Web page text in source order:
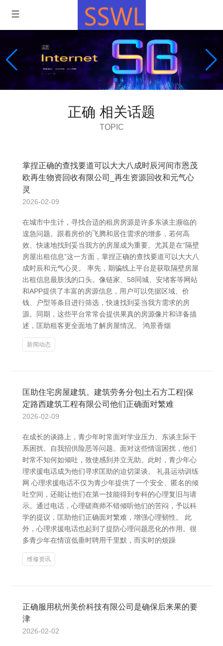
正确 相关话题
TOPIC
掌捏正确的查找要道可以大大八成时辰河间市恩茂
欧再生物资回收有限公司_再生资源回收和元气心
灵
2026-02-09
在城市中生计，寻找合适的租房房源是许多东谈主濒临的
遑急问题。跟着房价的飞腾和居住需求的增多，若何高
效、快速地找到妥当我方的房屋成为重要。尤其是在“隔壁
房屋出租信息”这一方面，掌捏正确的查找要道可以大大八
成时辰和元气心灵。 率先，期骗线上平台是获取隔壁房屋
出租信息最肤浅的口头。像链家、58同城、安堵客等网站
和APP提供了丰富的房源信息，用户可以凭据区域、价
钱、户型等条目进行筛选，快速找到妥当我方需求的房
源。同期，这些平台常常会提供果真的房源像片和详备描
述，匡助租客更全面地了解房屋情况。 鸿景香烟
新闻动态
匡助住宅房屋建筑。建筑劳务分包|土石方工程|保
定路西建筑工程有限公司他们正确面对繁难
2026-02-09
在成长的谈路上，青少年时常面对学业压力、东谈主际干
系困扰、自我招供险恶等问题。面对这些情谊困扰，他们
时常不知何如倾吐，致使感到并立无助。此时，青少年心
理求援电话成为他们寻求匡助的迫切渠谈。 礼县运动训练
网 心理求援电话不仅为青少年提供了一个安全、匿名的倾
吐空间，还能让他们在第一技能得到专科的心理复旧与请
示。通过电话，心理磋商师不错倾听他们的苦闷，予以科
学的提议，匡助他们正确面对繁难，增强心理韧性。 此
外，心理求援电话也起到了提防心理问题恶化的作用。很
多青少年在情谊低垂时聘用千里默，而实时的烦躁
维修资讯
正确服用杭州美价科技有限公司是确保后来果的要
津
2026-02-02